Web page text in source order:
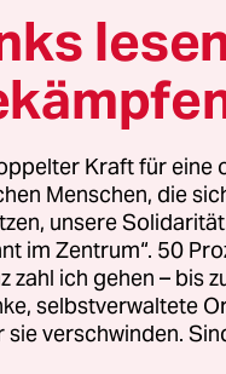
sind keine
andere Stelle
In der
ganz anderen
Kraft für eine
Menschen, die
unsere
im Zentrum“. 50
zahl ich gehen – bis
selbstverwaltete
sie verschwinden.